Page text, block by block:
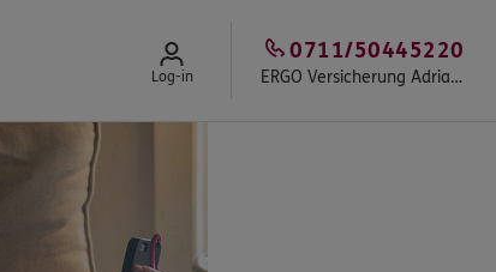
Log-in ERGO Versicherung Adriano Paradiso
0711/50445220